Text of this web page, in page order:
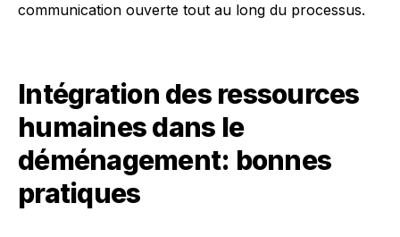
communication ouverte tout au long du processus.
Intégration des ressources
humaines dans le
déménagement: bonnes
pratiques